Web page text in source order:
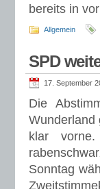
bereits in
Allgemein
SPD
17. September
Die
Wunderland
klar
Sonntag